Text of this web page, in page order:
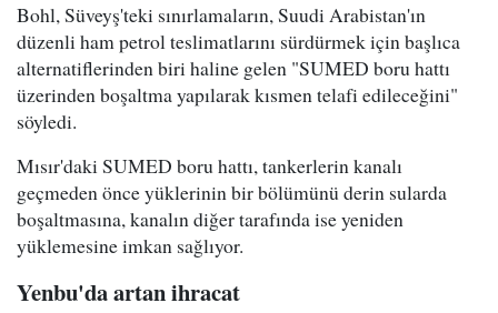
Bohl, Süveyş'teki sınırlamaların, Suudi Arabistan'ın
düzenli ham petrol teslimatlarını sürdürmek için başlıca
alternatiflerinden biri haline gelen "SUMED boru hattı
üzerinden boşaltma yapılarak kısmen telafi edileceğini"
söyledi.
Mısır'daki SUMED boru hattı, tankerlerin kanalı
geçmeden önce yüklerinin bir bölümünü derin sularda
boşaltmasına, kanalın diğer tarafında ise yeniden
yüklemesine imkan sağlıyor.
Yenbu'da artan ihracat